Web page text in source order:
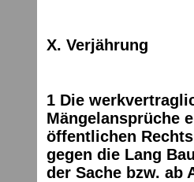
X. Verjährung
1 Die
Mängelansprüche
öffentlichen
gegen die Lang
der Sache bzw. ab